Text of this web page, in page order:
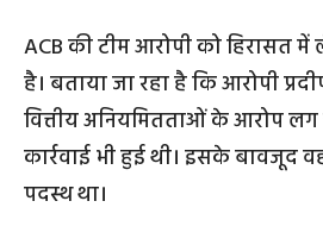
ACB की टीम आरोपी को हिरासत
है। बताया जा रहा है कि आरोपी
वित्तीय अनियमितताओं के आरोप
कार्रवाई भी हुई थी। इसके बावजूद
पदस्थ था।